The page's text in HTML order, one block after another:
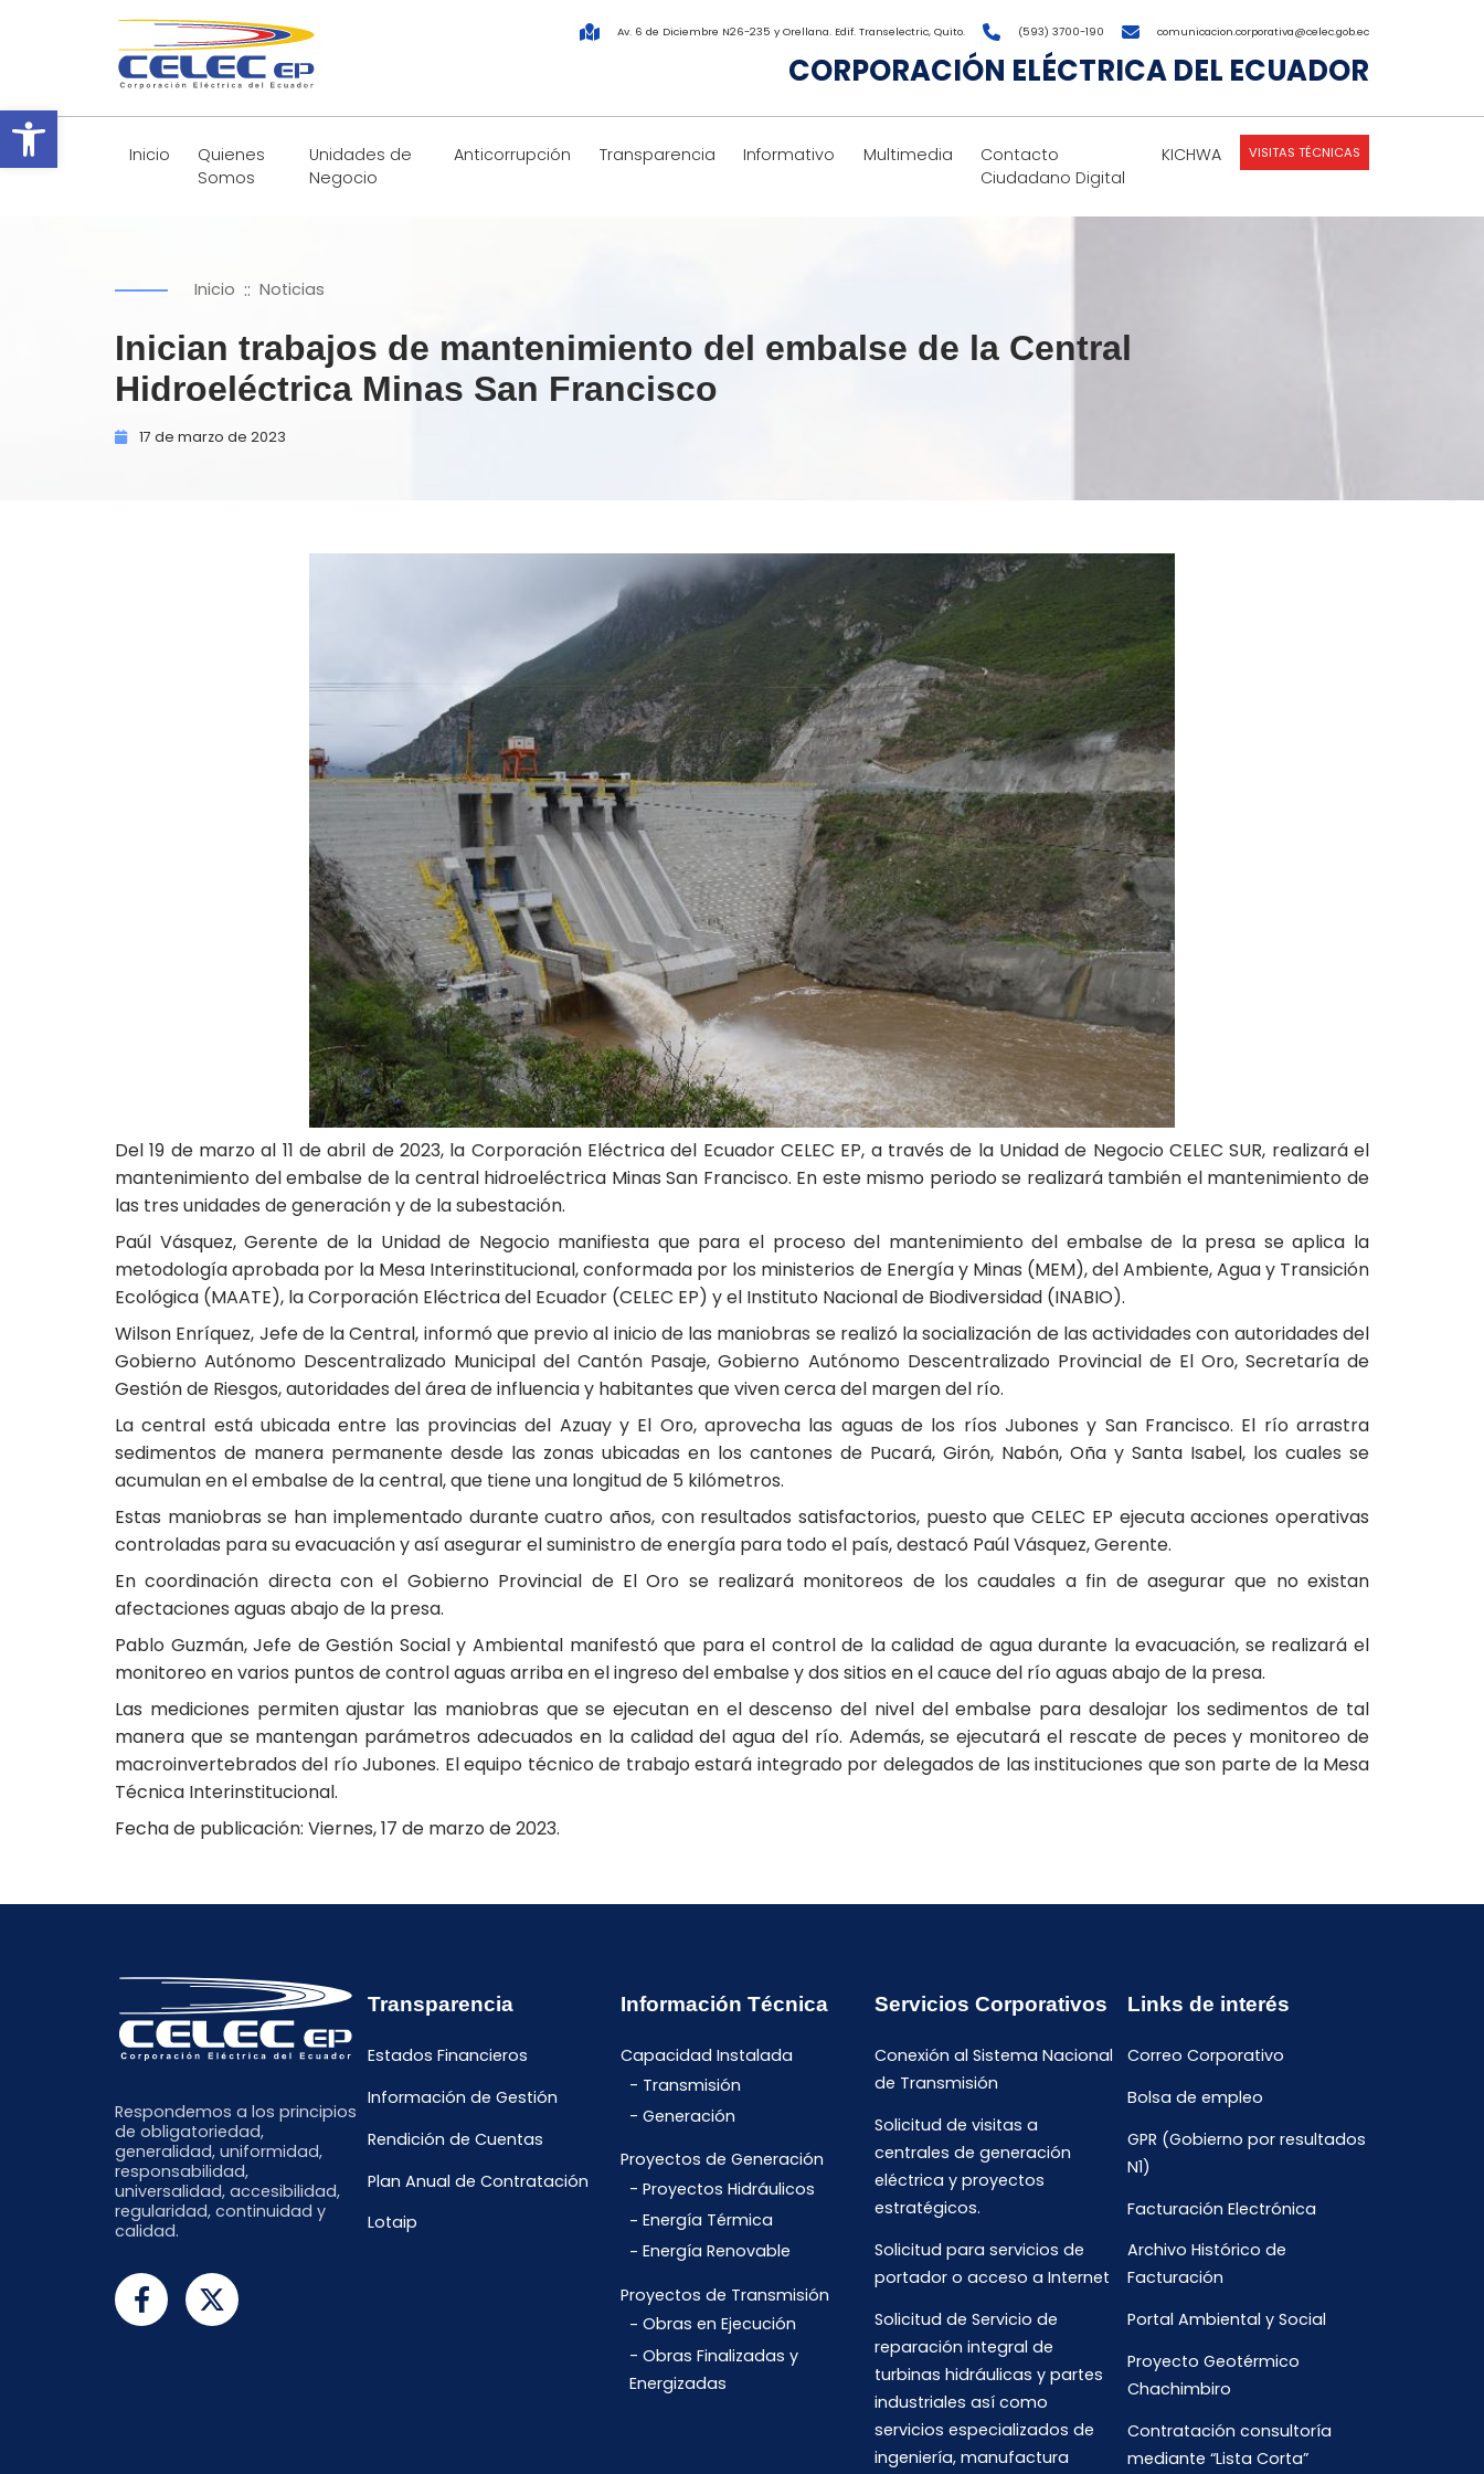
Abrir barra de herramientas
Av. 6 de Diciembre N26-235 y Orellana. Edif. Transelectric, Quito. (593) 3700-190 comunicacion.corporativa@celec.gob.ec
CORPORACIÓN ELÉCTRICA DEL ECUADOR
Inicio
Quienes
Somos
Unidades de
Negocio
Anticorrupción Transparencia Informativo Multimedia
Contacto
Ciudadano Digital
KICHWA VISITAS TÉCNICAS
Inicio :: Noticias
Inician trabajos de mantenimiento del embalse de la Central
Hidroeléctrica Minas San Francisco
17 de marzo de 2023
Del 19 de marzo al 11 de abril de 2023, la Corporación Eléctrica del Ecuador CELEC EP, a través de la Unidad de Negocio CELEC SUR, realizará el
mantenimiento del embalse de la central hidroeléctrica Minas San Francisco. En este mismo periodo se realizará también el mantenimiento de
las tres unidades de generación y de la subestación.
Paúl Vásquez, Gerente de la Unidad de Negocio manifiesta que para el proceso del mantenimiento del embalse de la presa se aplica la
metodología aprobada por la Mesa Interinstitucional, conformada por los ministerios de Energía y Minas (MEM), del Ambiente, Agua y Transición
Ecológica (MAATE), la Corporación Eléctrica del Ecuador (CELEC EP) y el Instituto Nacional de Biodiversidad (INABIO).
Wilson Enríquez, Jefe de la Central, informó que previo al inicio de las maniobras se realizó la socialización de las actividades con autoridades del
Gobierno Autónomo Descentralizado Municipal del Cantón Pasaje, Gobierno Autónomo Descentralizado Provincial de El Oro, Secretaría de
Gestión de Riesgos, autoridades del área de influencia y habitantes que viven cerca del margen del río.
La central está ubicada entre las provincias del Azuay y El Oro, aprovecha las aguas de los ríos Jubones y San Francisco. El río arrastra
sedimentos de manera permanente desde las zonas ubicadas en los cantones de Pucará, Girón, Nabón, Oña y Santa Isabel, los cuales se
acumulan en el embalse de la central, que tiene una longitud de 5 kilómetros.
Estas maniobras se han implementado durante cuatro años, con resultados satisfactorios, puesto que CELEC EP ejecuta acciones operativas
controladas para su evacuación y así asegurar el suministro de energía para todo el país, destacó Paúl Vásquez, Gerente.
En coordinación directa con el Gobierno Provincial de El Oro se realizará monitoreos de los caudales a fin de asegurar que no existan
afectaciones aguas abajo de la presa.
Pablo Guzmán, Jefe de Gestión Social y Ambiental manifestó que para el control de la calidad de agua durante la evacuación, se realizará el
monitoreo en varios puntos de control aguas arriba en el ingreso del embalse y dos sitios en el cauce del río aguas abajo de la presa.
Las mediciones permiten ajustar las maniobras que se ejecutan en el descenso del nivel del embalse para desalojar los sedimentos de tal
manera que se mantengan parámetros adecuados en la calidad del agua del río. Además, se ejecutará el rescate de peces y monitoreo de
macroinvertebrados del río Jubones. El equipo técnico de trabajo estará integrado por delegados de las instituciones que son parte de la Mesa
Técnica Interinstitucional.
Fecha de publicación: Viernes, 17 de marzo de 2023.
Respondemos a los principios
de obligatoriedad,
generalidad, uniformidad,
responsabilidad,
universalidad, accesibilidad,
regularidad, continuidad y
calidad.
Transparencia
Estados Financieros
Información de Gestión
Rendición de Cuentas
Plan Anual de Contratación
Lotaip
Información Técnica
Capacidad Instalada
Transmisión
Generación
Proyectos de Generación
Proyectos Hidráulicos
Energía Térmica
Energía Renovable
Proyectos de Transmisión
Obras en Ejecución
Obras Finalizadas y
Energizadas
Servicios Corporativos
Conexión al Sistema Nacional
de Transmisión
Solicitud de visitas a
centrales de generación
eléctrica y proyectos
estratégicos.
Solicitud para servicios de
portador o acceso a Internet
Solicitud de Servicio de
reparación integral de
turbinas hidráulicas y partes
industriales así como
servicios especializados de
ingeniería, manufactura
Links de interés
Correo Corporativo
Bolsa de empleo
GPR (Gobierno por resultados
N1)
Facturación Electrónica
Archivo Histórico de
Facturación
Portal Ambiental y Social
Proyecto Geotérmico
Chachimbiro
Contratación consultoría
mediante “Lista Corta”